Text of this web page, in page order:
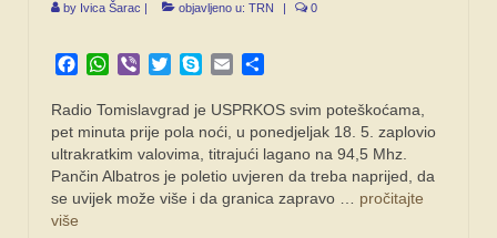
by Ivica Šarac | objavljeno u: TRN | 0
Facebook
WhatsApp
Viber TwitterSkypeEmail
Radio Tomislavgrad je USPRKOS svim poteškoćama,
pet minuta prije pola noći, u ponedjeljak 18. 5. zaplovio
ultrakratkim valovima, titrajući lagano na 94,5 Mhz.
Pančin Albatros je poletio uvjeren da treba naprijed, da
se uvijek može više i da granica zapravo … pročitajte
više